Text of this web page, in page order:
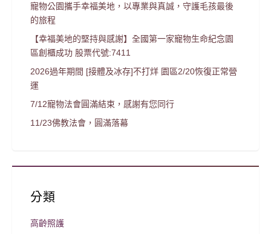
寵物公園攜手幸福美地，以專業與真誠，守護毛孩最後
的旅程
【幸福美地的堅持與感謝】全國第一家寵物生命紀念園
區創櫃成功 股票代號:7411
2026過年期間 [接體及冰存]不打烊 園區2/20恢復正常營
運
7/12寵物法會圓滿結束，感謝有您同行
11/23佛教法會，圓滿落幕
分類
高齡照護